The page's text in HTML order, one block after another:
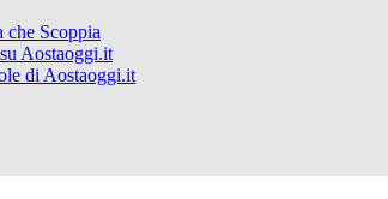
che Scoppia
Aostaoggi.it
di Aostaoggi.it